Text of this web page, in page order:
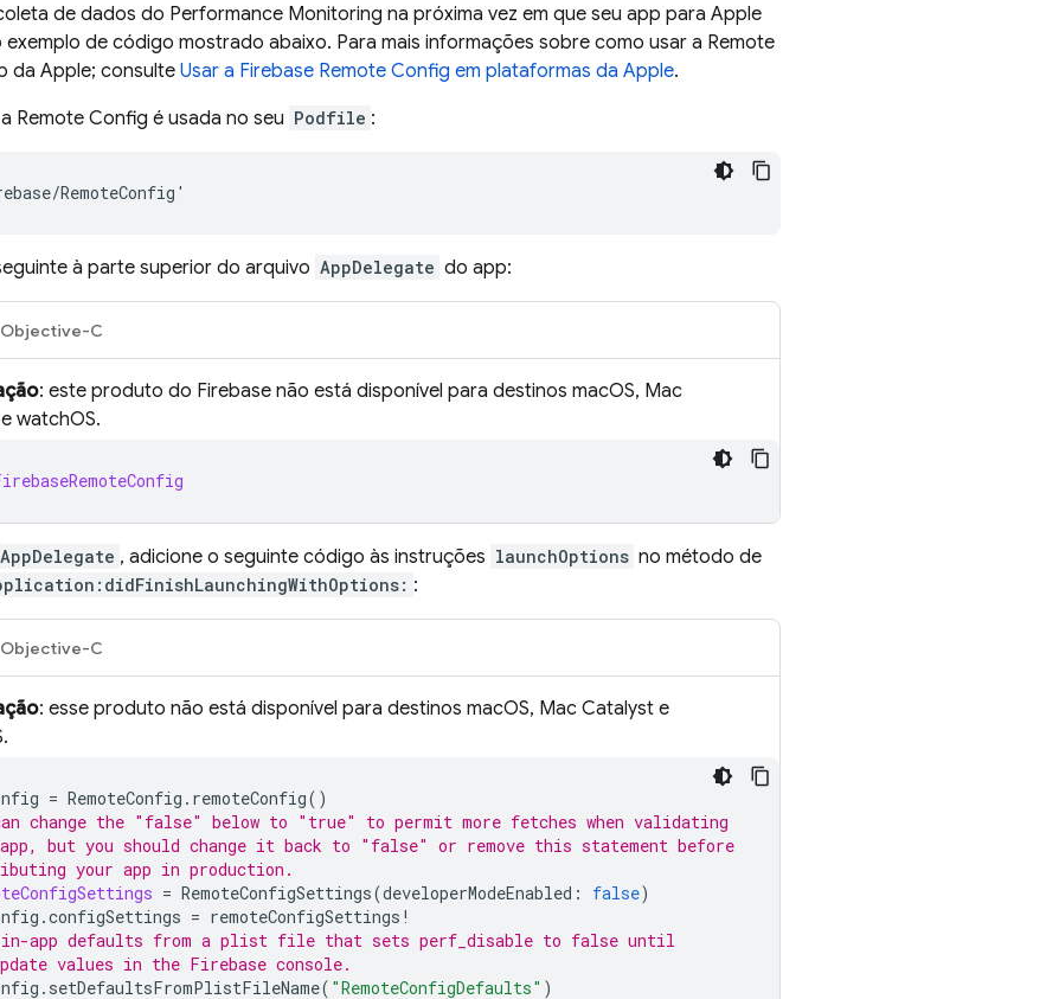
de dados do Performance Monitoring na próxima vez em que seu app para Apple
de código mostrado abaixo. Para mais informações sobre como usar a Remote
da Apple; consulte Usar a Firebase Remote Config em plataformas da Apple.
Remote Config é usada no seu Podfile :
à parte superior do arquivo AppDelegate do app:
Objective-C
: este produto do Firebase não está disponível para destinos macOS, Mac
watchOS.
AppDelegate , adicione o seguinte código às instruções launchOptions no método de
:
Objective-C
: esse produto não está disponível para destinos macOS, Mac Catalyst e
= RemoteConfig . remoteConfig()
change the "false" below to "true" to permit more fetches when validating
but you should change it back to "false" or remove this statement before
your app in production.
= RemoteConfigSettings(developerModeEnabled : false)
.configSettings = remoteConfigSettings !
app defaults from a plist file that sets perf_disable to false until
values in the Firebase console.
. setDefaultsFromPlistFileName( "RemoteConfigDefaults" )